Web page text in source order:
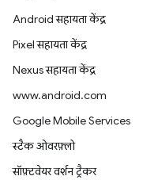
Android सहायता केंद्र
Pixel सहायता केंद्र
Nexus सहायता केंद्र
www.android.com
Google Mobile Services
स्टैक ओवरफ़्लो
सॉफ़्टवेयर वर्शन ट्रैकर